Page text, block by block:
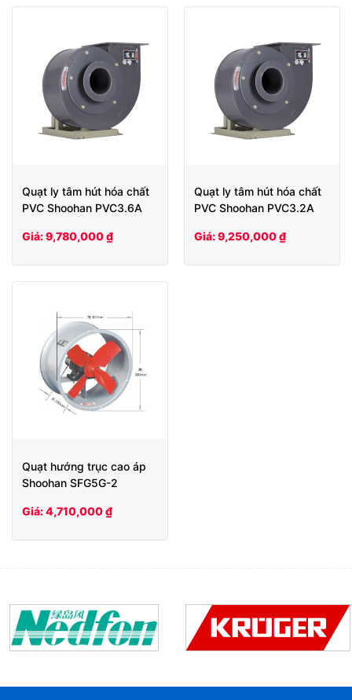
Quạt ly tâm hút hóa chất
PVC Shoohan PVC3.6A
Giá: 9,780,000 ₫
Quạt ly tâm hút hóa chất
PVC Shoohan PVC3.2A
Giá: 9,250,000 ₫
Quạt hướng trục cao áp
Shoohan SFG5G-2
Giá: 4,710,000 ₫